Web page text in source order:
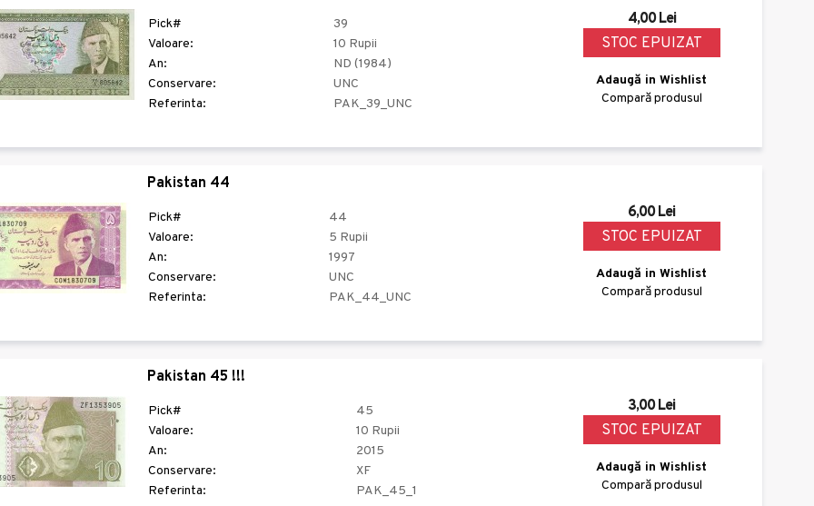
Pick#
39
Valoare:
10 Rupii
An:
ND (1984)
Conservare:
UNC
Referinta:
PAK_39_UNC
4,00 Lei
STOC EPUIZAT
Adaugă in Wishlist
Compară produsul
Pakistan 44
Pick#
44
Valoare:
5 Rupii
An:
1997
Conservare:
UNC
Referinta:
PAK_44_UNC
6,00 Lei
STOC EPUIZAT
Adaugă in Wishlist
Compară produsul
Pakistan 45 !!!
Pick#
45
Valoare:
10 Rupii
An:
2015
Conservare:
XF
Referinta:
PAK_45_1
3,00 Lei
STOC EPUIZAT
Adaugă in Wishlist
Compară produsul